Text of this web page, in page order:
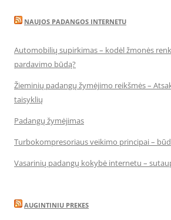
NAUJOS PADANGOS INTERNETU
Automobilių supirkimas – kodėl žmonės
pardavimo būdą?
Žieminių padangų žymėjimo reikšmės –
taisyklių
Padangų žymėjimas
Turbokompresoriaus veikimo principai –
Vasarinių padangų kokybė internetu –
AUGINTINIU PREKES